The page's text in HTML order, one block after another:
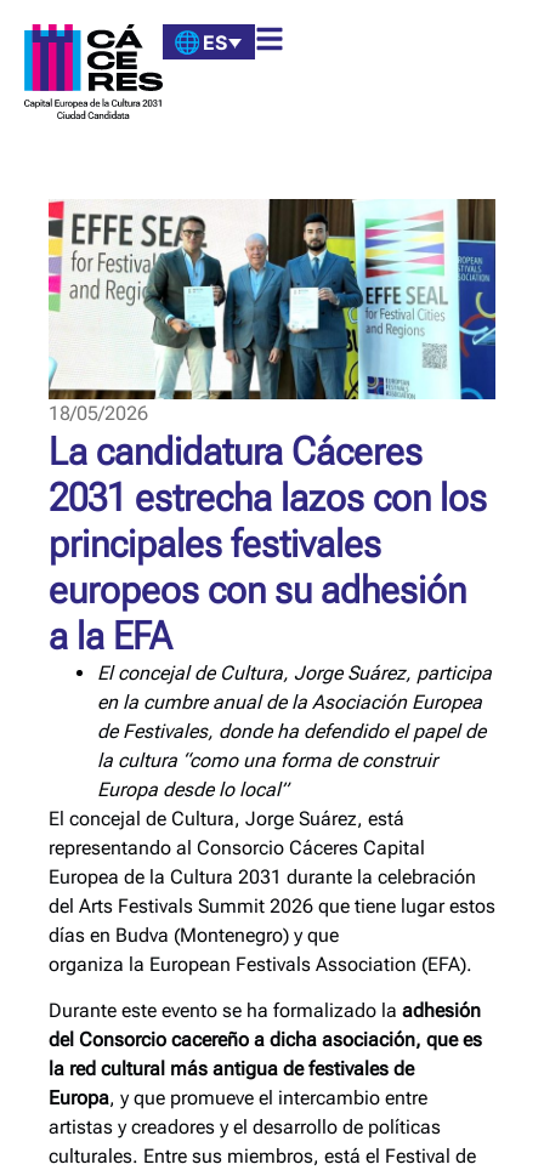
ES
18/05/2026
La candidatura Cáceres
2031 estrecha lazos con los
principales festivales
europeos con su adhesión
a la EFA
El concejal de Cultura, Jorge Suárez, participa
en la cumbre anual de la Asociación Europea
de Festivales, donde ha defendido el papel de
la cultura “como una forma de construir
Europa desde lo local”
El concejal de Cultura, Jorge Suárez, está
representando al Consorcio Cáceres Capital
Europea de la Cultura 2031 durante la celebración
del Arts Festivals Summit 2026 que tiene lugar estos
días en Budva (Montenegro) y que
organiza la European Festivals Association (EFA).
Durante este evento se ha formalizado la adhesión
del Consorcio cacereño a dicha asociación, que es
la red cultural más antigua de festivales de
Europa, y que promueve el intercambio entre
artistas y creadores y el desarrollo de políticas
culturales. Entre sus miembros, está el Festival de